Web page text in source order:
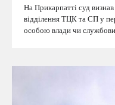
На Прикарпатті суд
відділення ТЦК та СП у
особою влади чи